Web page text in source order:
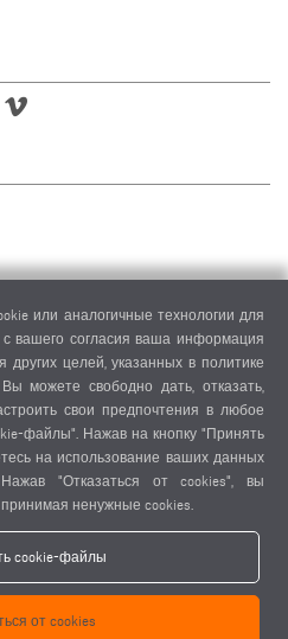
75417 Mühlacker - Германия - Телефон
mail@elumatec.com
или аналогичные технологии для
с вашего согласия ваша информация
целей, указанных в политике
можете свободно дать, отказать,
свои предпочтения в любое
файлы". Нажав на кнопку "Принять
на использование ваших данных
"Отказаться от cookies", вы
ненужные cookies.
cookie-файлы
от cookies